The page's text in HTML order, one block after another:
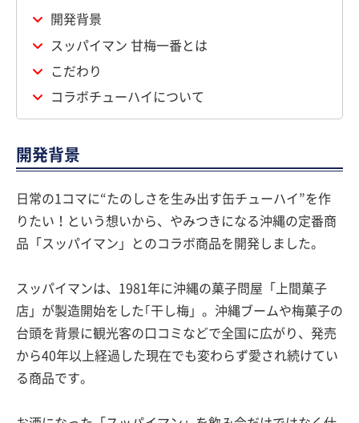
開発背景
スッパイマン 甘梅一番とは
こだわり
コラボチューハイについて
開発背景
日常の1コマに“たのしさを生み出す缶チューハイ”を作
りたい！という想いから、やみつきになる沖縄の定番商
品「スッパイマン」とのコラボ商品を開発しました。
スッパイマンは、1981年に沖縄の菓子問屋「上間菓子
店」が製造開始をした｢干し梅」。沖縄ブームや梅菓子の
台頭を背景に観光客の口コミなどで全国に広がり、発売
から40年以上経過した現在でも変わらず愛され続けてい
る商品です。